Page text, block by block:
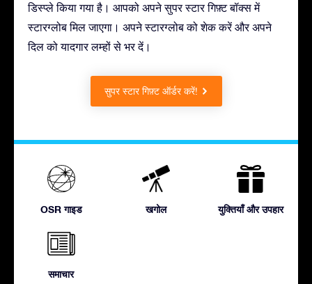
डिस्प्ले किया गया है। आपको अपने सुपर स्टार गिफ़्ट बॉक्स में
स्टारग्लोब मिल जाएगा। अपने स्टारग्लोब को शेक करें और अपने
दिल को यादगार लम्हों से भर दें।
सुपर स्टार गिफ़्ट ऑर्डर करें!
OSR गाइड खगोल युक्तियाँ और उपहार
समाचार